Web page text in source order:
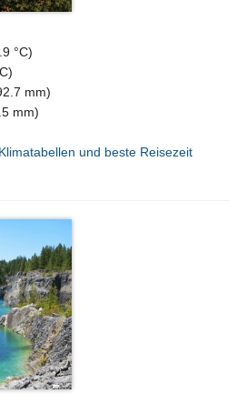
°C)
mm)
mm)
und beste Reisezeit